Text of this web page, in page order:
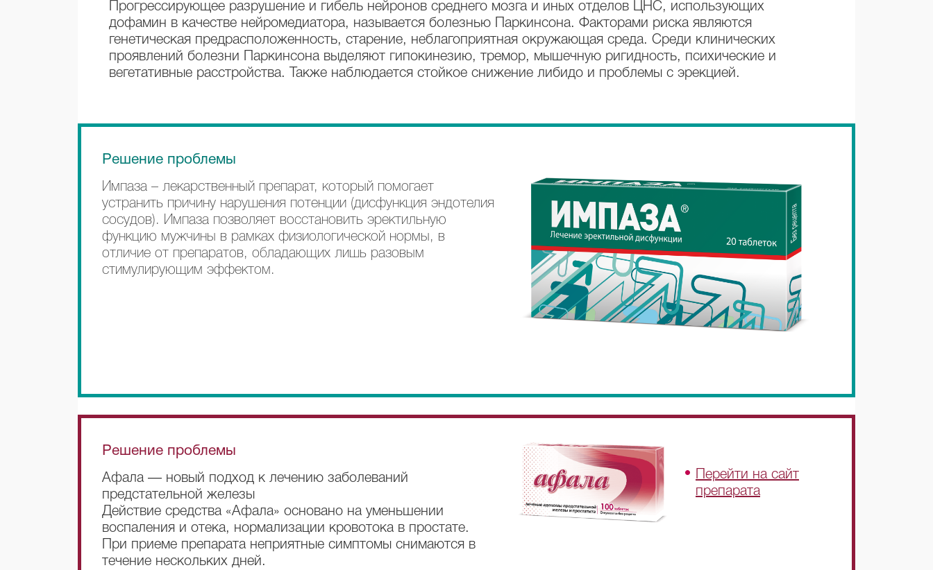
Прогрессирующее разрушение и гибель нейронов среднего мозга и иных отделов ЦНС, использующих
дофамин в качестве нейромедиатора, называется болезнью Паркинсона. Факторами риска являются
генетическая предрасположенность, старение, неблагоприятная окружающая среда. Среди клинических
проявлений болезни Паркинсона выделяют гипокинезию, тремор, мышечную ригидность, психические и
вегетативные расстройства. Также наблюдается стойкое снижение либидо и проблемы с эрекцией.
Решение проблемы
Импаза – лекарственный препарат, который помогает
устранить причину нарушения потенции (дисфункция эндотелия
сосудов). Импаза позволяет восстановить эректильную
функцию мужчины в рамках физиологической нормы, в
отличие от препаратов, обладающих лишь разовым
стимулирующим эффектом.
Решение проблемы
Афала — новый подход к лечению заболеваний
предстательной железы
Действие средства «Афала» основано на уменьшении
воспаления и отека, нормализации кровотока в простате.
При приеме препарата неприятные симптомы снимаются в
течение нескольких дней.
Перейти на сайт
препарата